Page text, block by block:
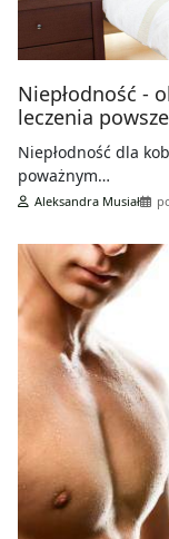
Niepłodność ‑
leczenia
Niepłodność dla
poważnym…
Aleksandra Musiał